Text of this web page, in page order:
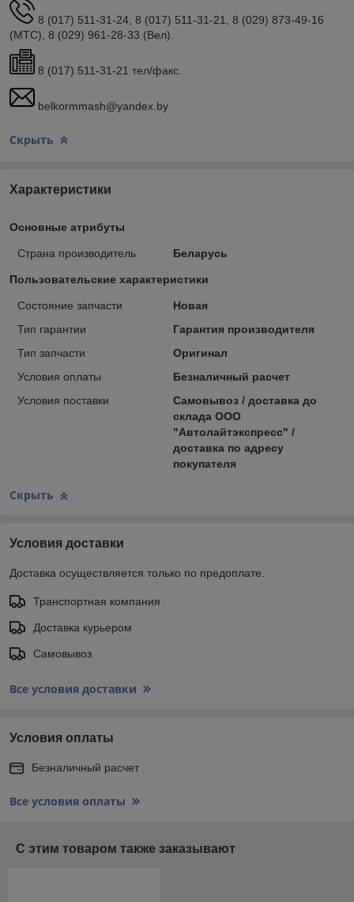
8 (017) 511-31-24, 8 (017) 511-31-21, 8 (029) 873-49-16
(МТС), 8 (029) 961-28-33 (Вел).
8 (017) 511-31-21 тел/факс.
belkormmash@yandex.by
Скрыть
Характеристики
Основные атрибуты
Страна производитель Беларусь
Пользовательские характеристики
Состояние запчасти
Новая
Тип гарантии
Гарантия производителя
Тип запчасти
Оригинал
Условия оплаты
Безналичный расчет
Условия поставки
Самовывоз / доставка до
склада ООО
"Автолайтэкспресс" /
доставка по адресу
покупателя
Скрыть
Условия доставки
Доставка осуществляется только по предоплате.
Транспортная компания
Доставка курьером
Самовывоз
Все условия доставки
Условия оплаты
Безналичный расчет
Все условия оплаты
С этим товаром также заказывают